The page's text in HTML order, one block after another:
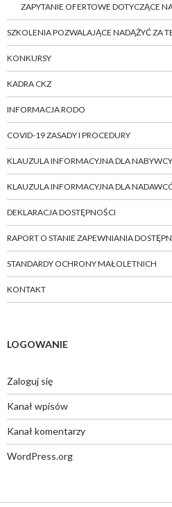
ZAPYTANIE OFERTOWE DOTYCZĄCE
SZKOLENIA POZWALAJĄCE NADĄŻYĆ ZA
KONKURSY
KADRA CKZ
INFORMACJA RODO
COVID-19 ZASADY I PROCEDURY
KLAUZULA INFORMACYJNA DLA
KLAUZULA INFORMACYJNA DLA
DEKLARACJA DOSTĘPNOŚCI
RAPORT O STANIE ZAPEWNIANIA
STANDARDY OCHRONY MAŁOLETNICH
KONTAKT
LOGOWANIE
Zaloguj się
Kanał wpisów
Kanał komentarzy
WordPress.org